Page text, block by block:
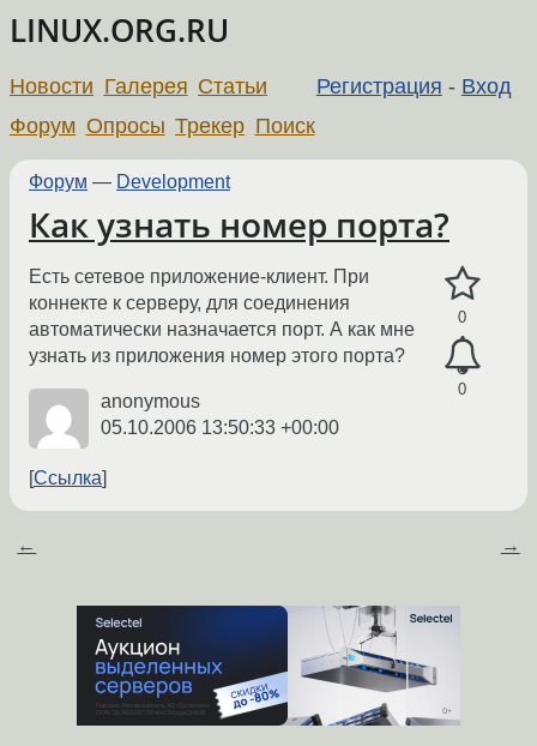
LINUX.ORG.RU
Регистрация - Вход
Новости Галерея Статьи
Форум Опросы Трекер Поиск
Форум — Development
Как узнать номер порта?
0
0
Есть сетевое приложение-клиент. При
коннекте к серверу, для соединения
автоматически назначается порт. А как мне
узнать из приложения номер этого порта?
anonymous
05.10.2006 13:50:33 +00:00
Ссылка
← →